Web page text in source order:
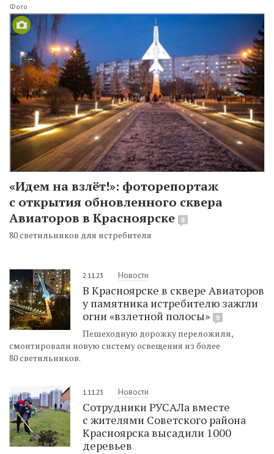
Фото
«Идем на взлёт!»: фоторепортаж
с открытия обновленного сквера
Авиаторов в Красноярске
9
80 светильников для истребителя
2.11.23 Новости
В Красноярске в сквере Авиаторов
у памятника истребителю зажгли
огни «взлетной полосы»
9
Пешеходную дорожку переложили,
смонтировали новую систему освещения из более
80 светильников.
1.11.23 Новости
Сотрудники РУСАЛа вместе
с жителями Советского района
Красноярска высадили 1000
деревьев